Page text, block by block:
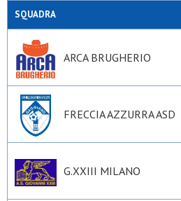
SQUADRA
ARCA BRUGHERIO
FRECCIA AZZURRA ASD
G.XXIII MILANO